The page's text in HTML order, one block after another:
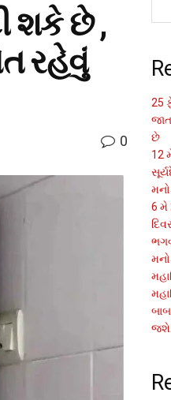
શકે છે ,
રહેવું
0
25
છે
12
6 મે
જશે.